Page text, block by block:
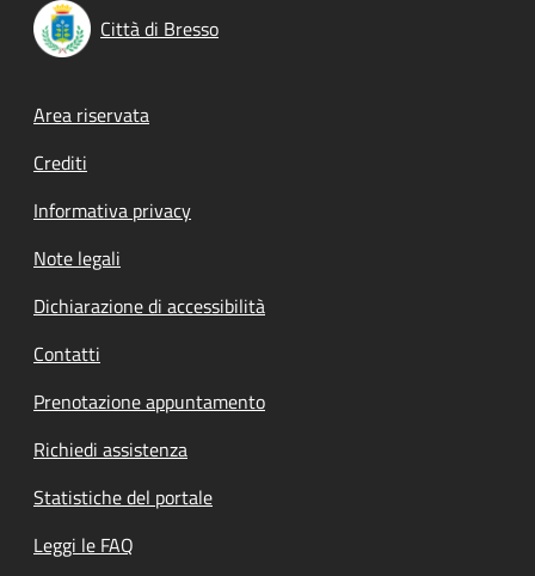
Città di Bresso
Footer menu
Area riservata
Crediti
Informativa privacy
Note legali
Dichiarazione di accessibilità
Contatti
Prenotazione appuntamento
Richiedi assistenza
Statistiche del portale
Leggi le FAQ